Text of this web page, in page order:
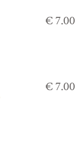
€ 7.00
€ 7.00